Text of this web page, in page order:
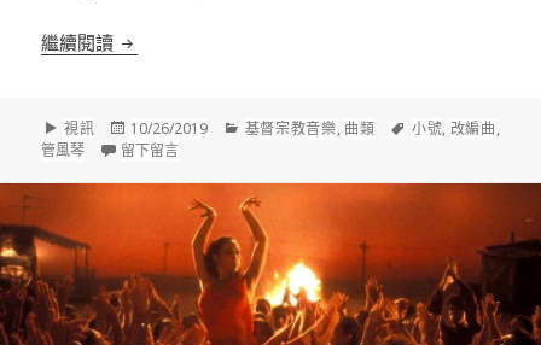
繼續閱讀 璀燦的相遇 《 小號與管風琴之夜 》音樂會導聆(
格
式
視訊
發
佈
10/26/2019
分
基督宗教音樂, 曲類
標
小號, 改編曲,
管風琴
留下留言在 璀燦的相遇 《 小號與管風琴之夜 》音樂會導聆(二)